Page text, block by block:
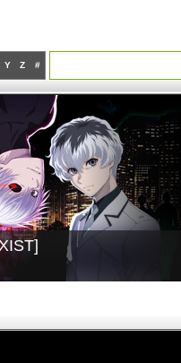
Y Z #